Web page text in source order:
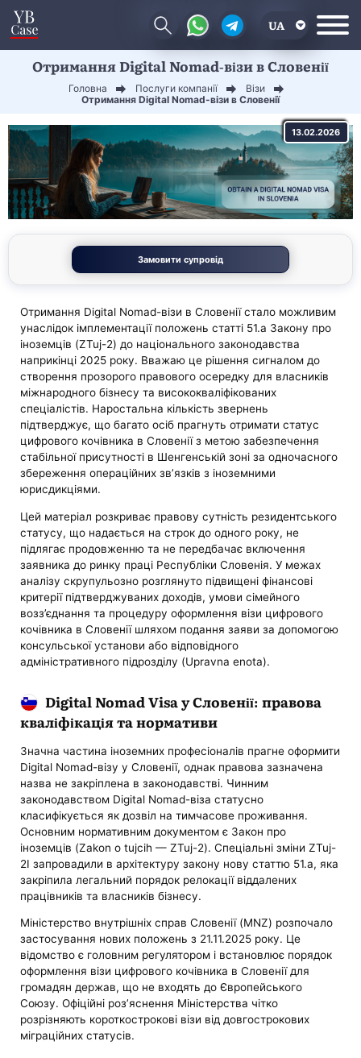
UA
EN
Отримання Digital Nomad-візи в Словенії
Головна Послуги компанії
Візи
Отримання Digital Nomad-візи в Словенії
13.02.2026
Замовити супровід
Отримання Digital Nomad-візи в Словенії стало можливим
унаслідок імплементації положень статті 51.a Закону про
іноземців (ZTuj-2) до національного законодавства
наприкінці 2025 року. Вважаю це рішення сигналом до
створення прозорого правового осередку для власників
міжнародного бізнесу та висококваліфікованих
спеціалістів. Наростальна кількість звернень
підтверджує, що багато осіб прагнуть отримати статус
цифрового кочівника в Словенії з метою забезпечення
стабільної присутності в Шенгенській зоні за одночасного
збереження операційних зв’язків з іноземними
юрисдикціями.
Цей матеріал розкриває правову сутність резидентського
статусу, що надається на строк до одного року, не
підлягає продовженню та не передбачає включення
заявника до ринку праці Республіки Словенія. У межах
аналізу скрупульозно розглянуто підвищені фінансові
критерії підтверджуваних доходів, умови сімейного
возз’єднання та процедуру оформлення візи цифрового
кочівника в Словенії шляхом подання заяви за допомогою
консульської установи або відповідного
адміністративного підрозділу (Upravna enota).
Digital Nomad Visa у Словенії: правова
кваліфікація та нормативи
Значна частина іноземних професіоналів прагне оформити
Digital Nomad-візу у Словенії, однак правова зазначена
назва не закріплена в законодавстві. Чинним
законодавством Digital Nomad-віза статусно
класифікується як дозвіл на тимчасове проживання.
Основним нормативним документом є Закон про
іноземців (Zakon o tujcih — ZTuj-2). Спеціальні зміни ZTuj-
2I запровадили в архітектуру закону нову статтю 51.a, яка
закріпила легальний порядок релокації віддалених
працівників та власників бізнесу.
Міністерство внутрішніх справ Словенії (MNZ) розпочало
застосування нових положень з 21.11.2025 року. Це
відомство є головним регулятором і встановлює порядок
оформлення візи цифрового кочівника в Словенії для
громадян держав, що не входять до Європейського
Союзу. Офіційні роз’яснення Міністерства чітко
розрізняють короткострокові візи від довгострокових
міграційних статусів.